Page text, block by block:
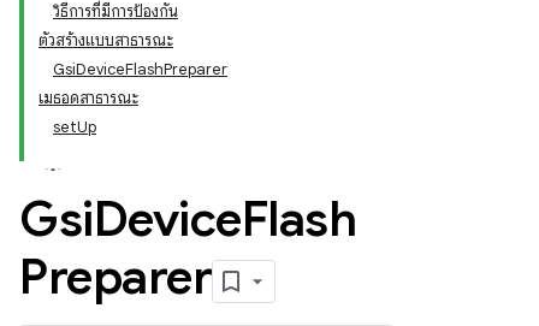
วิธีการที่มีการป้องกัน
ตัวสร้างแบบสาธารณะ
GsiDeviceFlashPreparer
เมธอดสาธารณะ
setUp
GsiDeviceFlash
Preparer